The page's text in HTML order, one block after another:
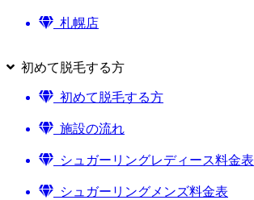
札幌店
初めて脱毛する方
初めて脱毛する方
施設の流れ
シュガーリングレディース料金表
シュガーリングメンズ料金表